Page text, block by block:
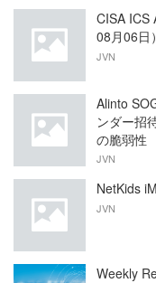
CISA ICS
08月06日）
JVN
Alinto
ンダー招
の脆弱性
JVN
NetKids
JVN
Weekly